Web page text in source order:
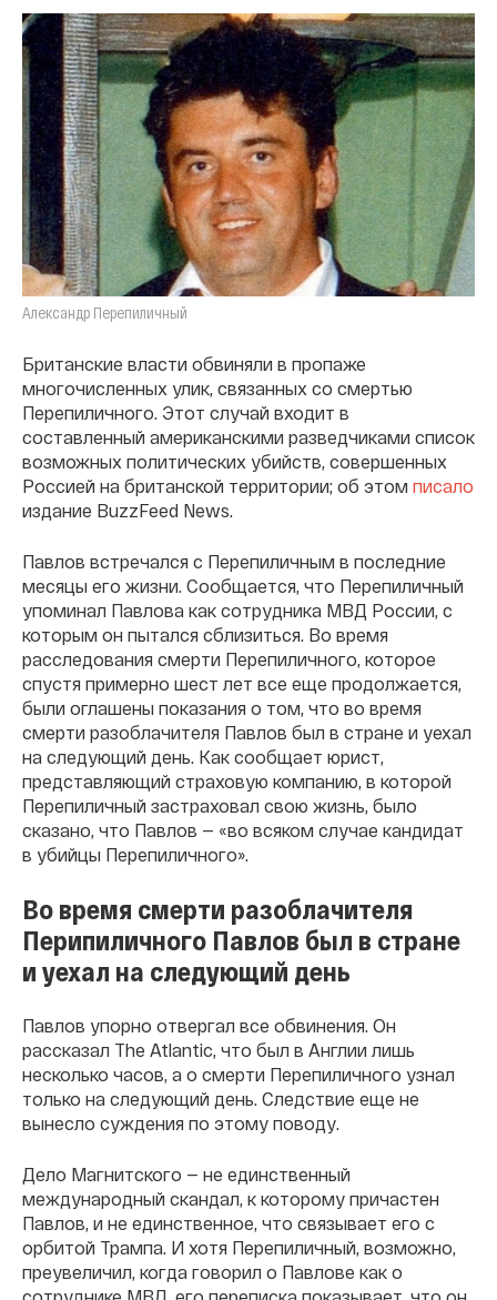
Александр Перепиличный
Британские власти обвиняли в пропаже
многочисленных улик, связанных со смертью
Перепиличного. Этот случай входит в
составленный американскими разведчиками список
возможных политических убийств, совершенных
Россией на британской территории; об этом писало
издание BuzzFeed News.
Павлов встречался с Перепиличным в последние
месяцы его жизни. Сообщается, что Перепиличный
упоминал Павлова как сотрудника МВД России, с
которым он пытался сблизиться. Во время
расследования смерти Перепиличного, которое
спустя примерно шест лет все еще продолжается,
были оглашены показания о том, что во время
смерти разоблачителя Павлов был в стране и уехал
на следующий день. Как сообщает юрист,
представляющий страховую компанию, в которой
Перепиличный застраховал свою жизнь, было
сказано, что Павлов — «во всяком случае кандидат
в убийцы Перепиличного».
Во время смерти разоблачителя
Перипиличного Павлов был в стране
и уехал на следующий день
Павлов упорно отвергал все обвинения. Он
рассказал The Atlantic, что был в Англии лишь
несколько часов, а о смерти Перепиличного узнал
только на следующий день. Следствие еще не
вынесло суждения по этому поводу.
Дело Магнитского — не единственный
международный скандал, к которому причастен
Павлов, и не единственное, что связывает его с
орбитой Трампа. И хотя Перепиличный, возможно,
преувеличил, когда говорил о Павлове как о